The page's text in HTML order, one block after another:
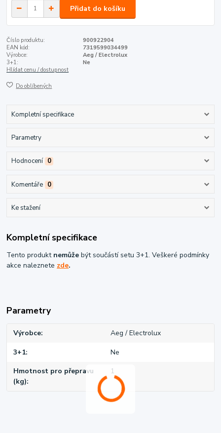
Přidat do košíku
Číslo produktu:
900922904
EAN kód:
7319599034499
Výrobce:
Aeg / Electrolux
3+1:
Ne
Hlídat cenu / dostupnost
Do oblíbených
Kompletní specifikace
Parametry
Hodnocení 0
Komentáře 0
Ke stažení
Kompletní specifikace
Tento produkt nemůže být součástí setu 3+1. Veškeré podmínky
akce naleznete zde.
Parametry
Výrobce Aeg / Electrolux
3+1 Ne
Hmotnost pro přepravu
(kg)
1